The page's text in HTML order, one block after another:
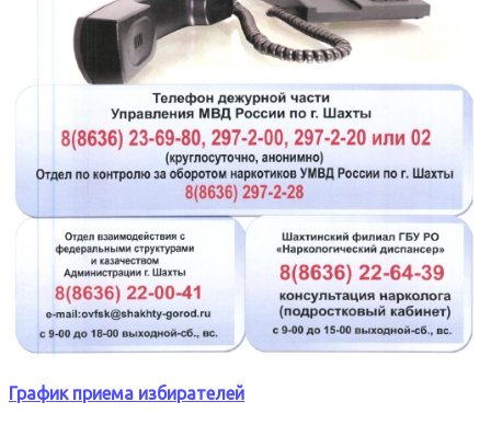
График приема избирателей